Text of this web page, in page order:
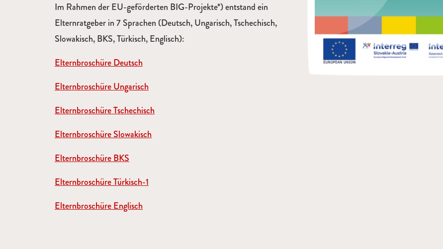
Im Rahmen der EU-geförderten BIG-Projekte*) entstand ein
Elternratgeber in 7 Sprachen (Deutsch, Ungarisch, Tschechisch,
Slowakisch, BKS, Türkisch, Englisch):
Elternbroschüre Deutsch
Elternbroschüre Ungarisch
Elternbroschüre Tschechisch
Elternbroschüre Slowakisch
Elternbroschüre BKS
Elternbroschüre Türkisch-1
Elternbroschüre Englisch